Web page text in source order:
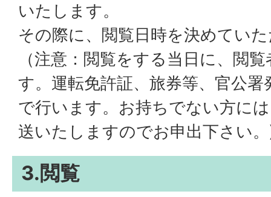
いたします。
その際に、閲覧日時を決めてい
（注意：閲覧をする当日に、閲
す。運転免許証、旅券等、官公
で行います。お持ちでない方に
送いたしますのでお申出下さい
3.閲覧